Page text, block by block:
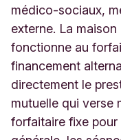
médico-sociaux,
externe. La
fonctionne au
financement
directement le
mutuelle qui verse
forfaitaire fixe